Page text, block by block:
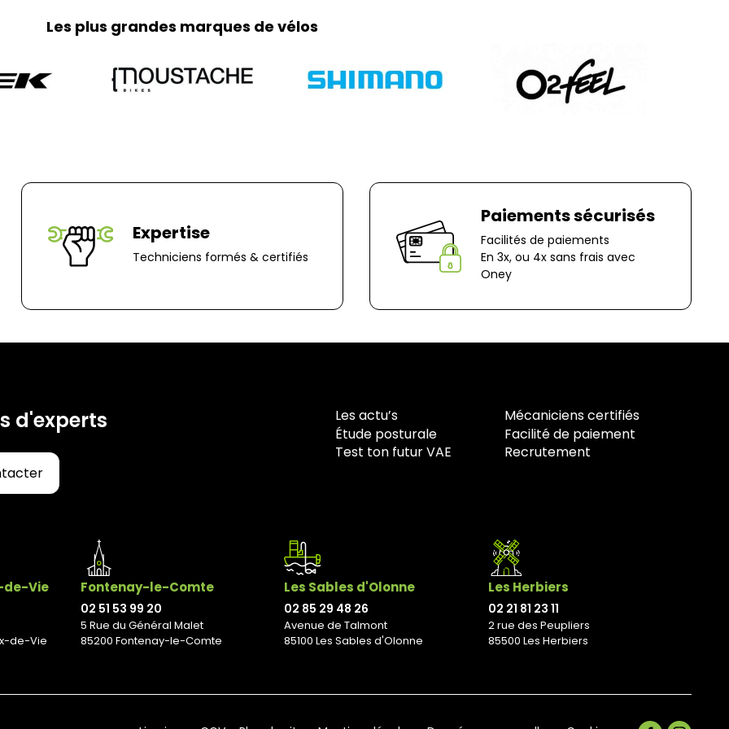
part. Pour toute question, n'hésitez pas à nous contacter au
Adresse de retour :
Les plus grandes marques de vélos
Expertise
Techniciens formés & certifiés
Paiements sécurisés
Facilités de paiements
En 3x, ou 4x sans frais avec
Oney
d'experts Les actu’s
Mécaniciens certifiés
Étude posturale
Facilité de paiement
Test ton futur VAE
Recrutement
Vie
de-Vie
Fontenay-le-Comte
02 51 53 99 20
5 Rue du Général Malet
85200 Fontenay-le-Comte
Les Sables d'Olonne
02 85 29 48 26
Avenue de Talmont
85100 Les Sables d'Olonne
Les Herbiers
02 21 81 23 11
2 rue des Peupliers
85500 Les Herbiers